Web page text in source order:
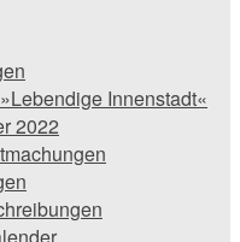
Innenstadt«
2022